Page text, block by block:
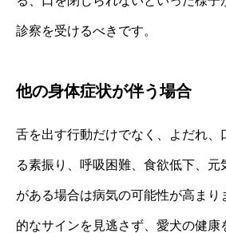
診察を受けるべきです。
他の身体症状が伴う場合
舌を出す行動だけでなく、よだれ、
る素振り、呼吸困難、食欲低下、元
がある場合は病気の可能性が高まり
的なサインを見逃さず、愛犬の健康